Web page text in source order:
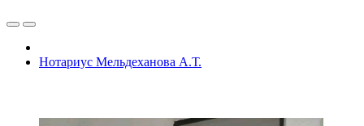
Нотариус Мельдеханова А.Т.